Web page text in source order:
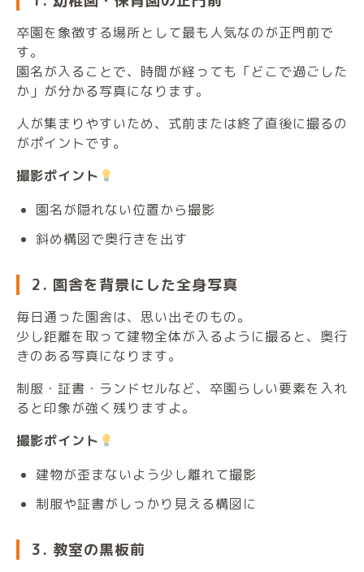
卒園を象徴する場所として最も人気なのが正門前で
す。
園名が入ることで、時間が経っても「どこで過ごした
か」が分かる写真になります。
人が集まりやすいため、式前または終了直後に撮るの
がポイントです。
撮影ポイント
園名が隠れない位置から撮影
斜め構図で奥行きを出す
2. 園舎を背景にした全身写真
毎日通った園舎は、思い出そのもの。
少し距離を取って建物全体が入るように撮ると、奥行
きのある写真になります。
制服・証書・ランドセルなど、卒園らしい要素を入れ
ると印象が強く残りますよ。
撮影ポイント
建物が歪まないよう少し離れて撮影
制服や証書がしっかり見える構図に
3. 教室の黒板前